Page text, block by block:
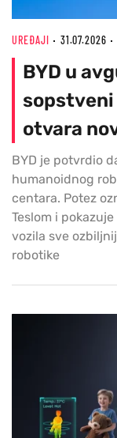
UREĐAJI 31.07.2026
BYD u
otvara
BYD je potvrdio
humanoidnog
centara. Potez
Teslom i
vozila sve
robotike